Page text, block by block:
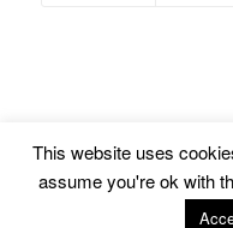
© Copyright -Euskal Herriko
This website uses
assume you're ok with